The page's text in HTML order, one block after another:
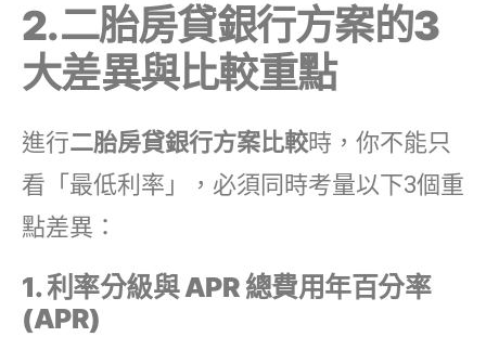
2.二胎房貸銀行方案的3
大差異與比較重點
進行二胎房貸銀行方案比較時，你不能只
看「最低利率」，必須同時考量以下3個重
點差異：
1. 利率分級與 APR 總費用年百分率
(APR)